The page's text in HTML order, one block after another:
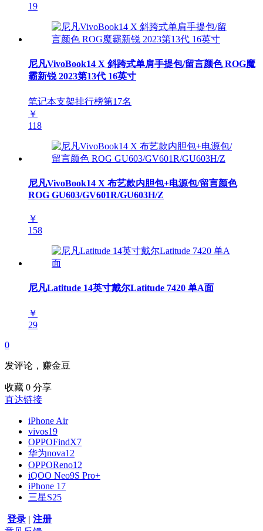
19
尼凡VivoBook14 X 斜跨式单肩手提包/留言颜色 ROG魔
霸新锐 2023第13代 16英寸
笔记本支架排行榜第17名
￥
118
尼凡VivoBook14 X 布艺款内胆包+电源包/留言颜色
ROG GU603/GV601R/GU603H/Z
￥
158
尼凡Latitude 14英寸戴尔Latitude 7420 单A面
￥
29
0
发评论，赚金豆
收藏 0 分享
直达链接
iPhone Air
vivos19
OPPOFindX7
华为nova12
OPPOReno12
iQOO Neo9S Pro+
iPhone 17
三星S25
登录 | 注册